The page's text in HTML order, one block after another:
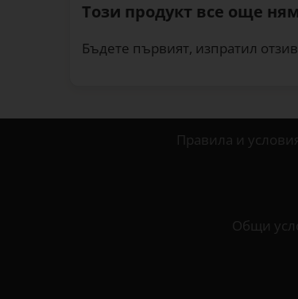
Този продукт все още
Бъдете първият, изпратил
Правила и
Общи